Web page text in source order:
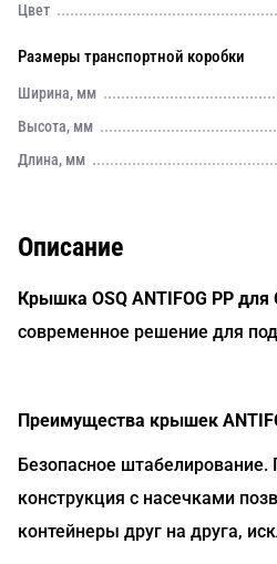
Цвет
Размеры транспортной коробки
Ширина, мм
Высота, мм
Длина, мм
Описание
Крышка OSQ ANTIFOG PP для
современное решение для
Преимущества крышек
Безопасное штабелирование.
конструкция с насечками
контейнеры друг на друга,